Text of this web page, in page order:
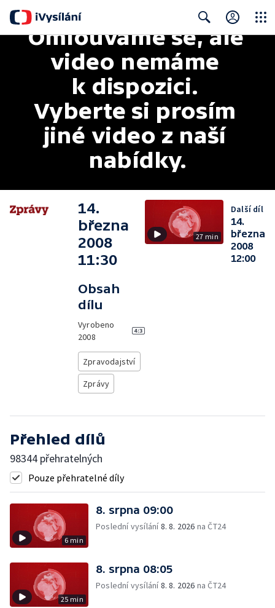
Search
Omlouváme se, ale
video nemáme
k dispozici.
Vyberte si prosím
jiné video z naší
nabídky.
14.
března
2008
11:30
Obsah
dílu
Vyrobeno
2008
Zpravodajství
Zprávy
27 min
Další díl
14.
března
2008
12:00
Přehled dílů
98344 přehratelných
Pouze přehratelné díly
6 min
8. srpna 09:00
Poslední vysílání8. 8. 2026 na ČT24
25 min
8. srpna 08:05
Poslední vysílání8. 8. 2026 na ČT24